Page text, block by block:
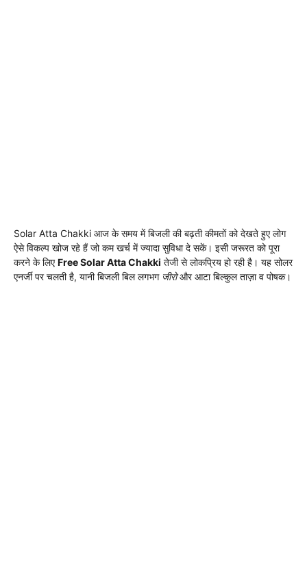
Solar Atta Chakki आज के समय में बिजली की बढ़ती कीमतों को देखते हुए लोग
ऐसे विकल्प खोज रहे हैं जो कम खर्च में ज्यादा सुविधा दे सकें। इसी जरूरत को पूरा
करने के लिए Free Solar Atta Chakki तेजी से लोकप्रिय हो रही है। यह सोलर
एनर्जी पर चलती है, यानी बिजली बिल लगभग जीरोऔर आटा बिल्कुल ताज़ा व पोषक।